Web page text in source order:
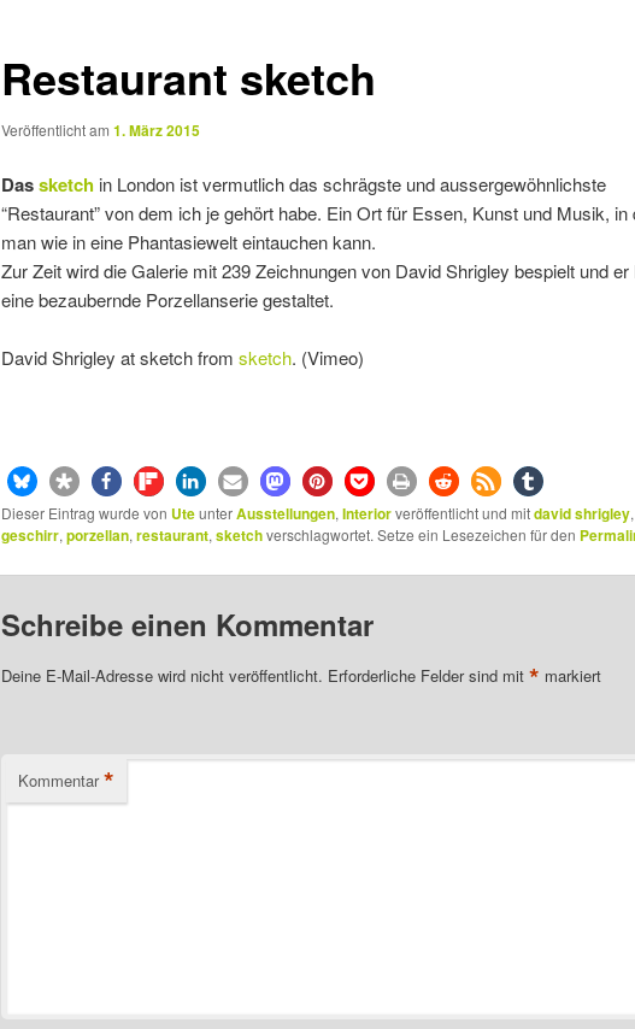
Restaurant sketch
Veröffentlicht am 1. März 2015
Dassketchin London ist vermutlich das schrägste und aussergewöhnlichste
“Restaurant” von dem ich je gehört habe. Ein Ort für Essen, Kunst und Musik, in
man wie in eine Phantasiewelt eintauchen kann.
Zur Zeit wird die Galerie mit 239 Zeichnungen von David Shrigley bespielt und er
eine bezaubernde Porzellanserie gestaltet.
David Shrigley at sketch from sketch. (Vimeo)
Dieser Eintrag wurde von UteunterAusstellungen, Interiorveröffentlicht und mitdavid shrigley,
geschirr, porzellan, restaurant, sketchverschlagwortet. Setze ein Lesezeichen für den
Schreibe einen Kommentar
Deine E-Mail-Adresse wird nicht veröffentlicht. Erforderliche Felder sind mit * markiert
Kommentar *